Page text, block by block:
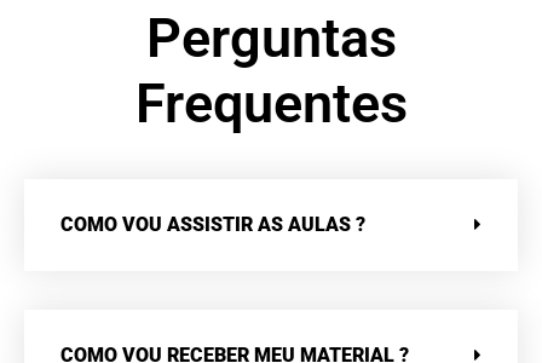
Perguntas
Frequentes
COMO VOU ASSISTIR AS AULAS ?
COMO VOU RECEBER MEU MATERIAL ?